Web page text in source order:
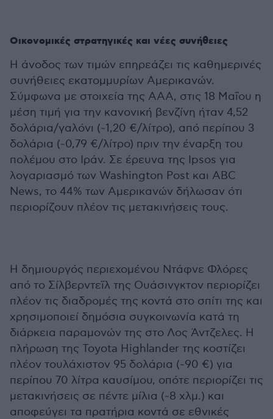
Οικονομικές στρατηγικές και νέες συνήθειες
Η άνοδος των τιμών επηρεάζει τις καθημερινές
συνήθειες εκατομμυρίων Αμερικανών.
Σύμφωνα με στοιχεία της AAA, στις 18 Μαΐου η
μέση τιμή για την κανονική βενζίνη ήταν 4,52
δολάρια/γαλόνι (~1,20 €/λίτρο), από περίπου 3
δολάρια (~0,79 €/λίτρο) πριν την έναρξη του
πολέμου στο Ιράν. Σε έρευνα της Ipsos για
λογαριασμό των Washington Post και ABC
News, το 44% των Αμερικανών δήλωσαν ότι
περιορίζουν πλέον τις μετακινήσεις τους.
Η δημιουργός περιεχομένου Ντάφνε Φλόρες
από το Σίλβερντεϊλ της Ουάσινγκτον περιορίζει
πλέον τις διαδρομές της κοντά στο σπίτι της και
χρησιμοποιεί δημόσια συγκοινωνία κατά τη
διάρκεια παραμονών της στο Λος Άντζελες. Η
πλήρωση της Toyota Highlander της κοστίζει
πλέον τουλάχιστον 95 δολάρια (~90 €) για
περίπου 70 λίτρα καυσίμου, οπότε περιορίζει τις
μετακινήσεις σε πέντε μίλια (~8 χλμ.) και
αποφεύγει τα πρατήρια κοντά σε εθνικές